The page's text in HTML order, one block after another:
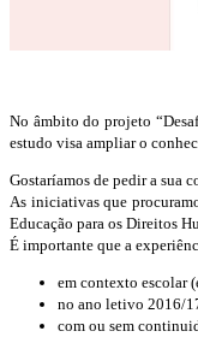
No âmbito do projeto
estudo visa ampliar o
Gostaríamos de pedir a sua
As iniciativas que
Educação para os Direitos
É importante que a
em contexto escolar
no ano letivo 2016/
com ou sem